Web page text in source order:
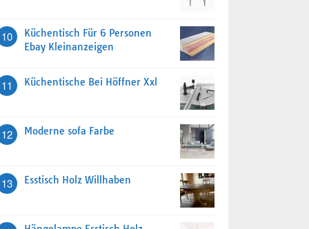
10
Küchentisch Für 6 Personen
Ebay Kleinanzeigen
11 Küchentische Bei Höffner Xxl
12 Moderne sofa Farbe
13 Esstisch Holz Willhaben